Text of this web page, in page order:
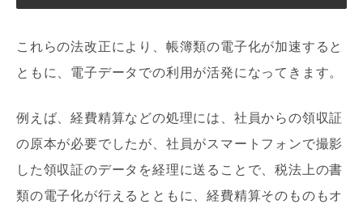
これらの法改正により、帳簿類の電子化が加速すると
ともに、電子データでの利用が活発になってきます。
例えば、経費精算などの処理には、社員からの領収証
の原本が必要でしたが、社員がスマートフォンで撮影
した領収証のデータを経理に送ることで、税法上の書
類の電子化が行えるとともに、経費精算そのものもオ